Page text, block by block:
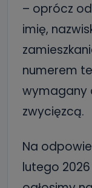
– oprócz
imię,
numerem
wymagany
zwycięzcą.
Na
lutego